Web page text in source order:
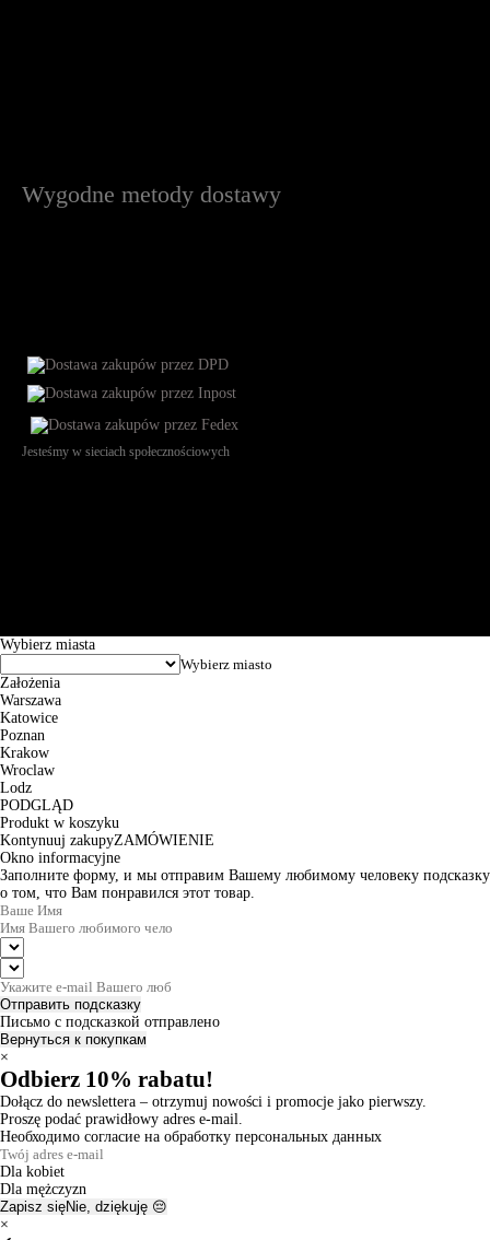
Wygodne metody dostawy
Jesteśmy w sieciach społecznościowych
Wybierz miasta
Założenia
Warszawa
Katowice
Poznan
Krakow
Wroclaw
Lodz
PODGLĄD
Produkt w koszyku
Kontynuuj zakupyZAMÓWIENIE
Okno informacyjne
Заполните форму, и мы отправим Вашему любимому человеку подсказку
о том, что Вам понравился этот товар.
Отправить подсказку
Письмо с подсказкой отправлено
Вернуться к покупкам
×
Odbierz 10% rabatu!
Dołącz do newslettera – otrzymuj nowości i promocje jako pierwszy.
Proszę podać prawidłowy adres e-mail.
Необходимо согласие на обработку персональных данных
Dla kobiet
Dla mężczyzn
Zapisz sięNie, dziękuję 😔
×